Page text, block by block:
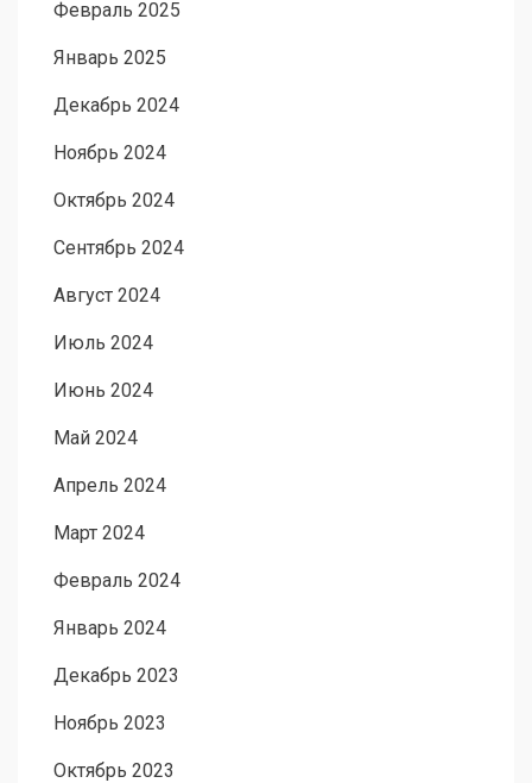
Февраль 2025
Январь 2025
Декабрь 2024
Ноябрь 2024
Октябрь 2024
Сентябрь 2024
Август 2024
Июль 2024
Июнь 2024
Май 2024
Апрель 2024
Март 2024
Февраль 2024
Январь 2024
Декабрь 2023
Ноябрь 2023
Октябрь 2023